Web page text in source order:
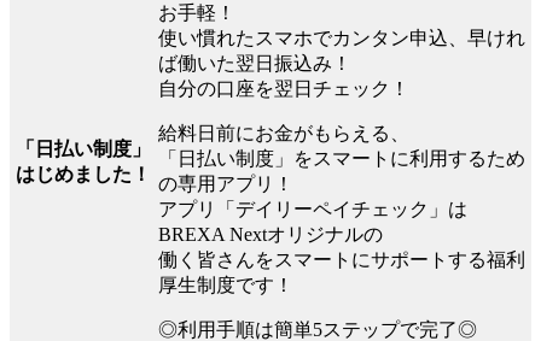
「日払い制度」
はじめました！
お手軽！
使い慣れたスマホでカンタン申込、早けれ
ば働いた翌日振込み！
自分の口座を翌日チェック！
給料日前にお金がもらえる、
「日払い制度」をスマートに利用するため
の専用アプリ！
アプリ「デイリーペイチェック」は
BREXA Nextオリジナルの
働く皆さんをスマートにサポートする福利
厚生制度です！
◎利用手順は簡単5ステップで完了◎